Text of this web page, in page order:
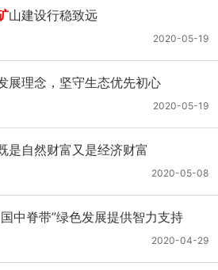
山建设行稳致远
2020-05-19
展理念，坚守生态优先初心
2020-05-19
是自然财富又是经济财富
2020-05-08
中脊带”绿色发展提供智力支持
2020-04-29